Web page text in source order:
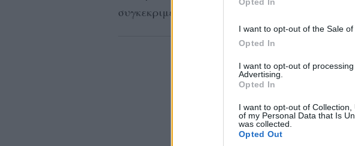
I want to opt-out of the Sale of
Opted In
I want to opt-out of
Advertising.
Opted In
I want to opt-out of
of my Personal Data that Is
was collected.
Opted Out
συγκεκριμένη βιομηχανία στην παραγωγή της;